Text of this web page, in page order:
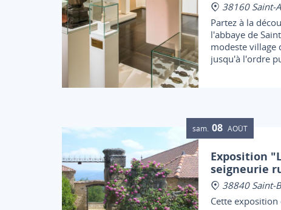
38160 Saint-
Partez à la
l'abbaye de
modeste village
jusqu'à l'ordre
qui
sam. 08 AOÛT
Exposition
seigneurie
38840 Saint-
Cette